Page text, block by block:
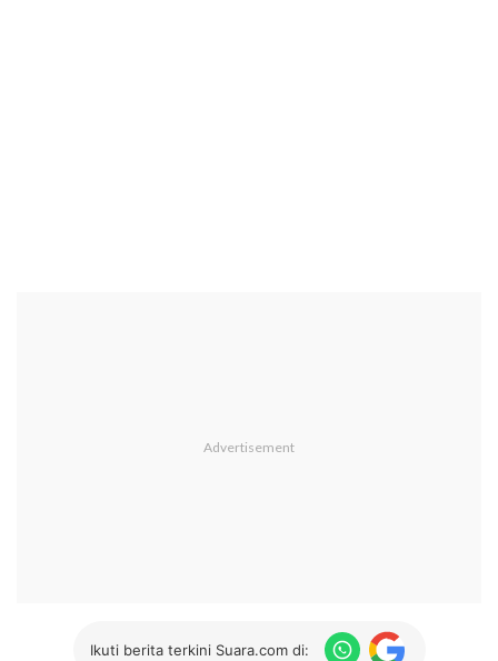
Ikuti berita terkini Suara.com di: